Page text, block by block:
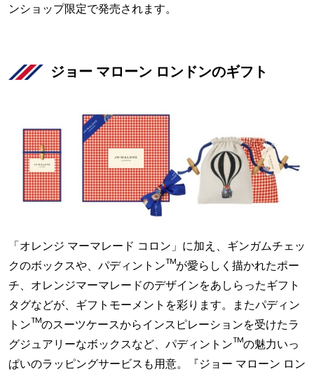
ンショップ限定で発売されます。
ジョー マローン ロンドンのギフト
「オレンジ マーマレード コロン」に加え、ギンガムチェッ
クのボックスや、パディントン™が愛らしく描かれたポー
チ、オレンジマーマレードのデザインをあしらったギフト
タグなどが、ギフトモーメントを彩ります。またパディン
トン™のスーツケースからインスピレーションを受けたラ
グジュアリーなボックスなど、パディントン™の魅力いっ
ぱいのラッピングサービスも用意。『ジョー マローン ロン